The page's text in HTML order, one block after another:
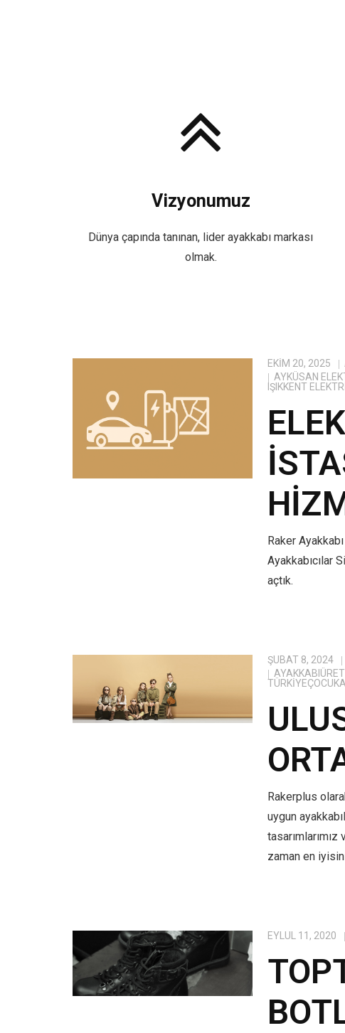
Vizyonumuz
Dünya çapında tanınan, lider ayakkabı markası
olmak.
EKIM 20, 2025
AYKÜSAN
IŞIKKENT
Raker
Ayakkabıcılar
açtık.
ŞUBAT 8, 2024
Rakerplus
uygun
zaman en
EYLÜL 11, 2020